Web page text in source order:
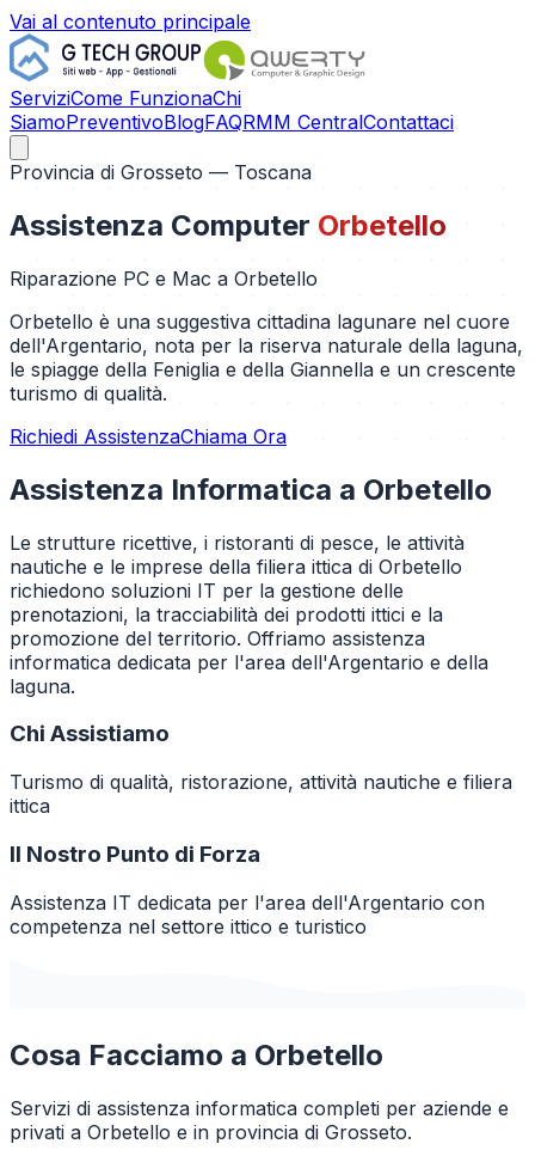
Vai al contenuto principale
ServiziCome FunzionaChi
SiamoPreventivoBlogFAQRMM CentralContattaci
Provincia di Grosseto — Toscana
Assistenza Computer Orbetello
Riparazione PC e Mac a Orbetello
Orbetello è una suggestiva cittadina lagunare nel cuore
dell'Argentario, nota per la riserva naturale della laguna,
le spiagge della Feniglia e della Giannella e un crescente
turismo di qualità.
Richiedi AssistenzaChiama Ora
Assistenza Informatica a Orbetello
Le strutture ricettive, i ristoranti di pesce, le attività
nautiche e le imprese della filiera ittica di Orbetello
richiedono soluzioni IT per la gestione delle
prenotazioni, la tracciabilità dei prodotti ittici e la
promozione del territorio. Offriamo assistenza
informatica dedicata per l'area dell'Argentario e della
laguna.
Chi Assistiamo
Turismo di qualità, ristorazione, attività nautiche e filiera
ittica
Il Nostro Punto di Forza
Assistenza IT dedicata per l'area dell'Argentario con
competenza nel settore ittico e turistico
Cosa Facciamo a Orbetello
Servizi di assistenza informatica completi per aziende e
privati a Orbetello e in provincia di Grosseto.